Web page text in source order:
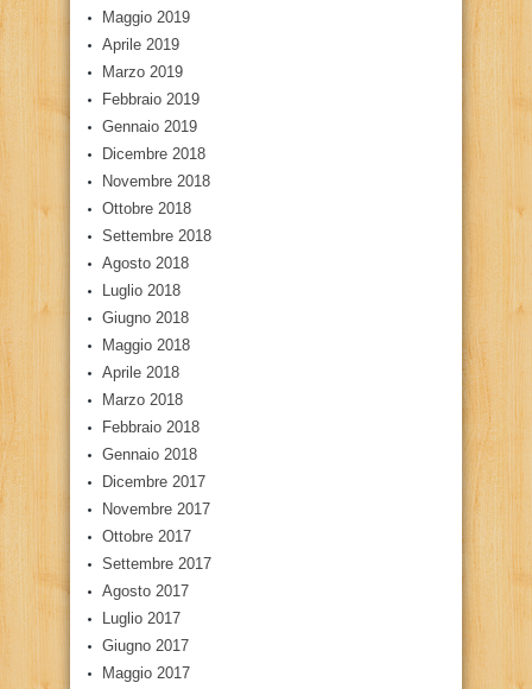
Maggio 2019
Aprile 2019
Marzo 2019
Febbraio 2019
Gennaio 2019
Dicembre 2018
Novembre 2018
Ottobre 2018
Settembre 2018
Agosto 2018
Luglio 2018
Giugno 2018
Maggio 2018
Aprile 2018
Marzo 2018
Febbraio 2018
Gennaio 2018
Dicembre 2017
Novembre 2017
Ottobre 2017
Settembre 2017
Agosto 2017
Luglio 2017
Giugno 2017
Maggio 2017